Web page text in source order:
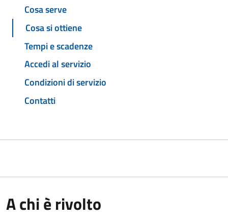
Cosa serve
Cosa si ottiene
Tempi e scadenze
Accedi al servizio
Condizioni di servizio
Contatti
A chi è rivolto